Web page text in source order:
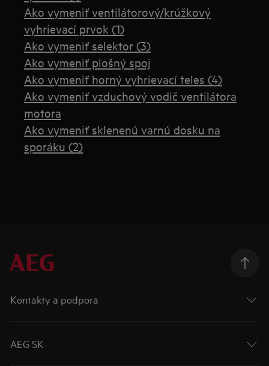
Ako vymeniť ventilátorový/krúžkový
vyhrievací prvok (1)
Ako vymeniť selektor (3)
Ako vymeniť plošný spoj
Ako vymeniť horný vyhrievací teles (4)
Ako vymeniť vzduchový vodič ventilátora
motora
Ako vymeniť sklenenú varnú dosku na
sporáku (2)
Kontakty a podpora
AEG SK